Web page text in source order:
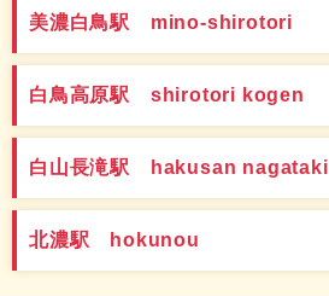
美濃白鳥駅 mino-shirotori
白鳥高原駅 shirotori kogen
白山長滝駅 hakusan nagataki
北濃駅 hokunou